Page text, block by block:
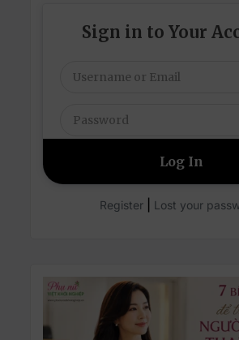
Sign in to Your
Register| Lost your